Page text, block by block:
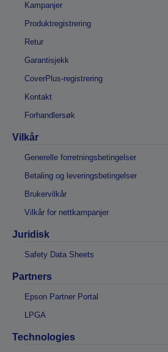
Kampanjer
Produktregistrering
Retur
Garantisjekk
CoverPlus-registrering
Kontakt
Forhandlersøk
Vilkår
Generelle forretningsbetingelser
Betaling og leveringsbetingelser
Brukervilkår
Vilkår for nettkampanjer
Juridisk
Safety Data Sheets
Partners
Epson Partner Portal
LPGA
Technologies